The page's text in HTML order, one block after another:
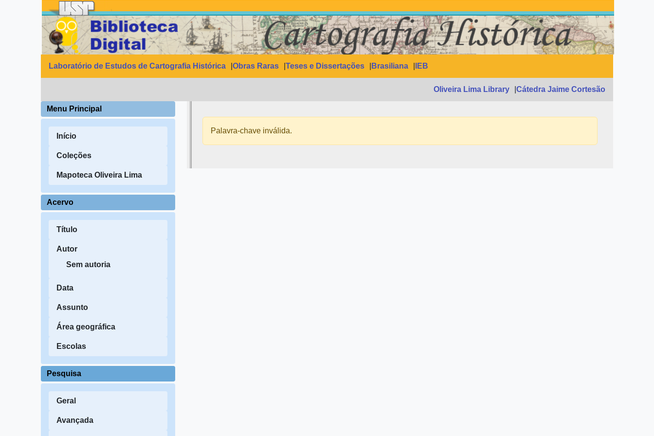
Laboratório de Estudos de Cartografia Histórica Obras Raras Teses e Dissertações Brasiliana IEB
Oliveira Lima Library Cátedra Jaime Cortesão
Menu Principal
Início
Coleções
Mapoteca Oliveira Lima
Acervo
Título
Autor
Sem autoria
Data
Assunto
Área geográfica
Escolas
Pesquisa
Geral
Avançada
Palavra-chave inválida.